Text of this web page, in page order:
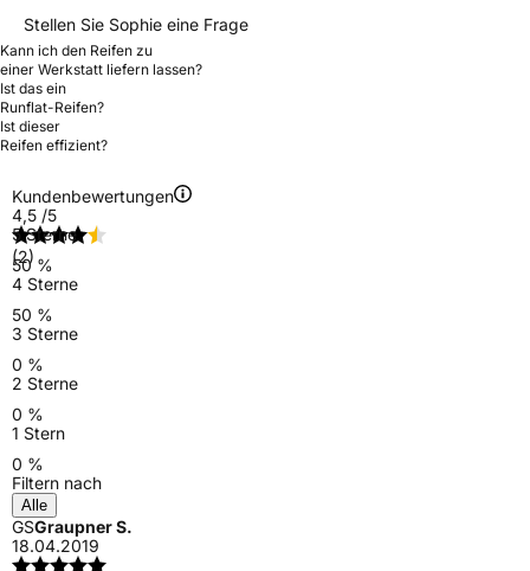
Stellen Sie Sophie eine Frage
Kann ich den Reifen zu
einer Werkstatt liefern lassen?
Ist das ein
Runflat-Reifen?
Ist dieser
Reifen effizient?
Kundenbewertungen
4,5 /5
(2)
5 Sterne
50 %
4 Sterne
50 %
3 Sterne
0 %
2 Sterne
0 %
1 Stern
0 %
Filtern nach
Alle
GSGraupner S.
18.04.2019